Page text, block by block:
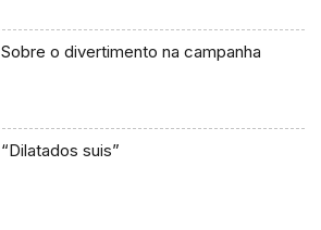
Sobre o divertimento na campanha
“Dilatados suis”